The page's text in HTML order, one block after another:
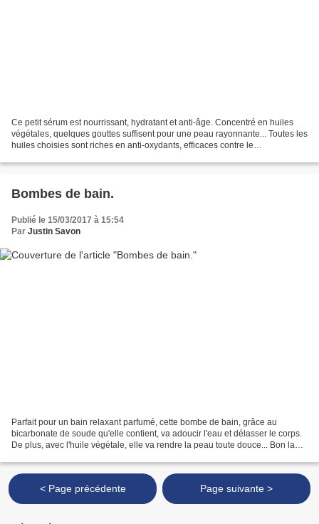
Ce petit sérum est nourrissant, hydratant et anti-âge. Concentré en huiles
végétales, quelques gouttes suffisent pour une peau rayonnante... Toutes les
huiles choisies sont riches en anti-oxydants, efficaces contre le
Bombes de bain.
Publié le 15/03/2017 à 15:54
Par Justin Savon
Parfait pour un bain relaxant parfumé, cette bombe de bain, grâce au
bicarbonate de soude qu'elle contient, va adoucir l'eau et délasser le corps.
De plus, avec l'huile végétale, elle va rendre la peau toute douce... Bon la
< Page précédente Page suivante >